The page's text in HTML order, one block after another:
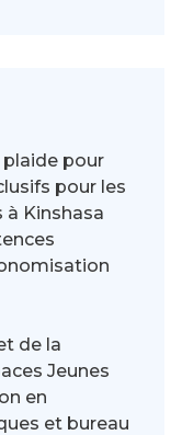
plaide pour
pour les
Kinshasa
de la
Jeunes
en
et bureau